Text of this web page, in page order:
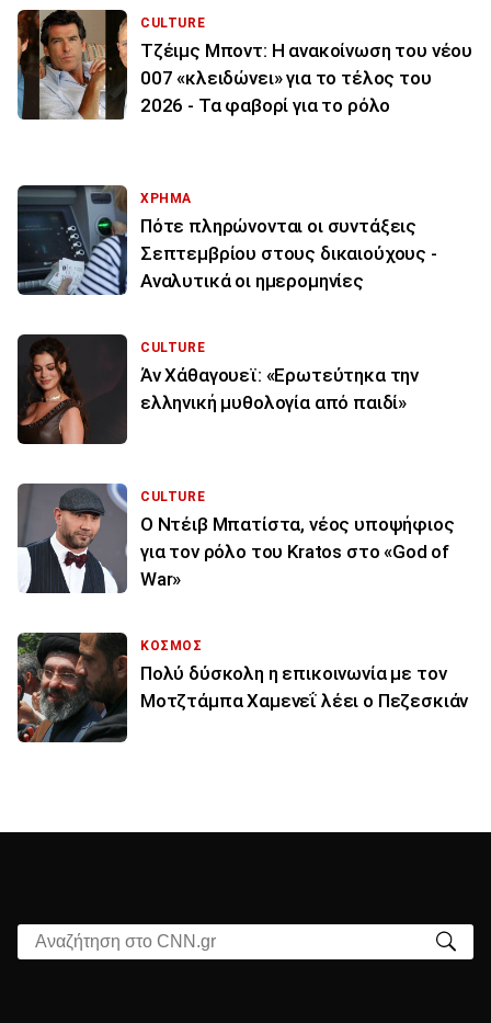
CULTURE
Τζέιμς Μποντ: Η ανακοίνωση του νέου
007 «κλειδώνει» για το τέλος του
2026 - Τα φαβορί για το ρόλο
ΧΡΗΜΑ
Πότε πληρώνονται οι συντάξεις
Σεπτεμβρίου στους δικαιούχους -
Αναλυτικά οι ημερομηνίες
CULTURE
Άν Χάθαγουεϊ: «Ερωτεύτηκα την
ελληνική μυθολογία από παιδί»
CULTURE
Ο Ντέιβ Μπατίστα, νέος υποψήφιος
για τον ρόλο του Kratos στο «God of
War»
ΚΟΣΜΟΣ
Πολύ δύσκολη η επικοινωνία με τον
Μοτζτάμπα Χαμενεΐ λέει ο Πεζεσκιάν
Αναζήτηση στο CNN.gr